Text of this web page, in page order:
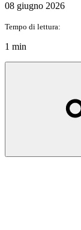
08 giugno 2026
Tempo di lettura:
1 min